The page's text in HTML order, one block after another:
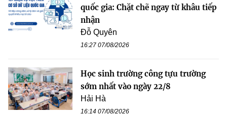
quốc gia: Chặt chẽ ngay từ khâu tiếp
nhận
Đỗ Quyên
16:27 07/08/2026
Học sinh trường công tựu trường
sớm nhất vào ngày 22/8
Hải Hà
16:14 07/08/2026